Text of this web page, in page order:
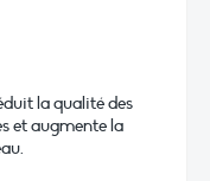
la qualité des
et augmente la